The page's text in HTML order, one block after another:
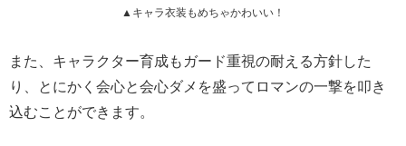
▲キャラ衣装もめちゃかわいい！
また、キャラクター育成もガード重視の耐える方針した
り、とにかく会心と会心ダメを盛ってロマンの一撃を叩き
込むことができます。